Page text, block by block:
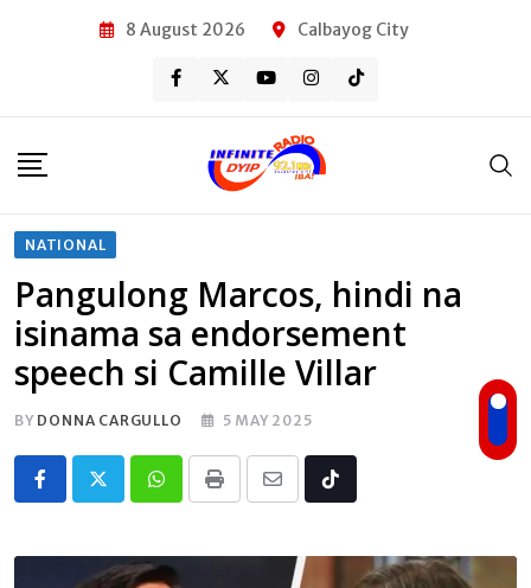
8 August 2026 Calbayog City
NATIONAL
Pangulong Marcos, hindi na
isinama sa endorsement
speech si Camille Villar
BY DONNA CARGULLO 5 MAY 2025
Whatsapp
Print
Share
Email
Tiktok